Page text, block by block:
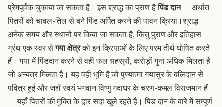
प्रेमपूर्वक चुकाया जा सकता है। इस श्राद्ध का प्राण हैपिंड दान— अर्थात
पितरों को चावल-तिल से बने पिंड अर्पित करने की पावन क्रिया।श्राद्ध
अनेक समय और स्थानों पर किया जा सकता है, किंतु पुराण और इतिहास
ग्रंथ एक स्वर सेगया क्षेत्रको इन क्रियाओं के लिए परम तीर्थ घोषित करते
हैं। गया में पिंडदान करने से वही फल सहस्रों, करोड़ों गुना अधिक मिलता है
जो अन्यत्र मिलता है। यह वही भूमि है जो पुण्यात्मा गयासुर के बलिदान से
पवित्र हुई और जहाँ स्वयं भगवान विष्णु गदाधर के चरण-कमल विराजमान हैं
— यहाँ पितरों की मुक्ति के द्वार सदा खुले रहते हैं।पिंड दान के बारे में सम्पूर्ण